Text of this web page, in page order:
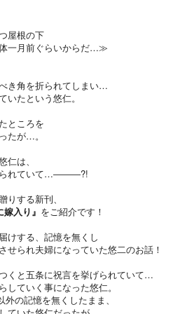
屋根の下
一月前ぐらいからだ…≫
き角を折られてしまい…
たという悠仁。
ところを
たが…。
は、
られていて…―――?!
する新刊、
嫁入り』 をご紹介です！
けする、記憶を無くし
せられ夫婦になっていた悠二のお話！
くと五条に祝言を挙げられていて…
していく事になった悠仁。
の記憶を無くしたまま、